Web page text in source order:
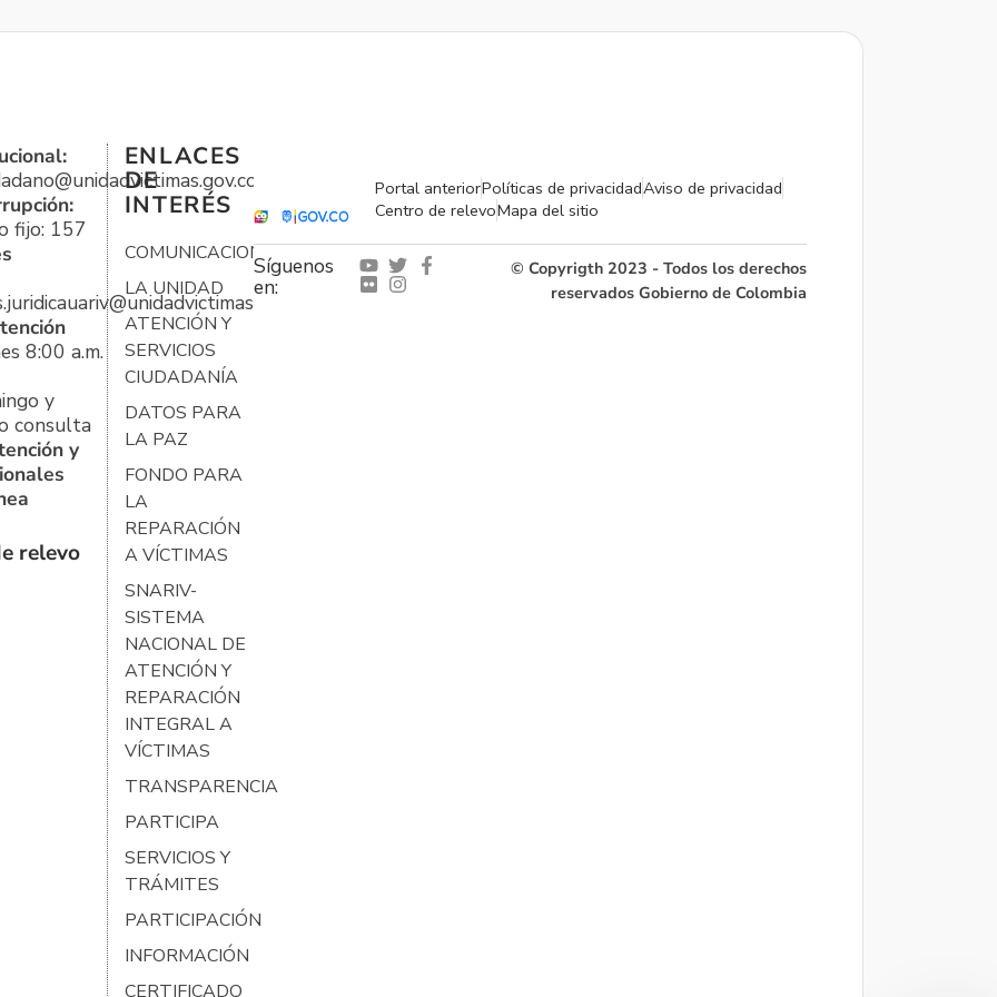
fijo: 157
8:00 a.m.
y
consulta
y
relevo
ENLACES
DE
INTERÉS
COMUNICACIONES
LA UNIDAD
ATENCIÓN Y
SERVICIOS
CIUDADANÍA
DATOS PARA
LA PAZ
FONDO PARA
LA
REPARACIÓN
A VÍCTIMAS
SNARIV-
SISTEMA
NACIONAL DE
ATENCIÓN Y
REPARACIÓN
INTEGRAL A
VÍCTIMAS
TRANSPARENCIA
PARTICIPA
SERVICIOS Y
TRÁMITES
PARTICIPACIÓN
INFORMACIÓN
CERTIFICADO
Portal anteriorPolíticas de privacidadAviso de privacidad
Centro de relevoMapa del sitio
Síguenos
en:
© Copyrigth 2023 - Todos los derechos
reservados Gobierno de Colombia